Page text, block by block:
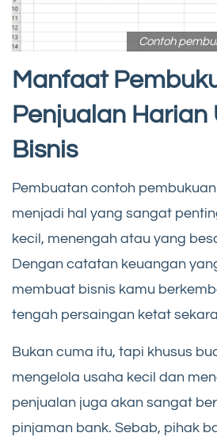
Contoh
Manfaat
Penjualan Harian
Bisnis
Pembuatan contoh
menjadi hal yang sangat
kecil, menengah atau yang
Dengan catatan keuangan
membuat bisnis kamu
tengah persaingan ketat
Bukan cuma itu, tapi khusus
mengelola usaha kecil dan
penjualan juga akan sangat
pinjaman bank. Sebab, pihak